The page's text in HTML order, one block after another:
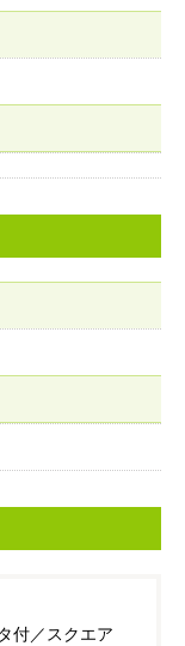
付／スクエア